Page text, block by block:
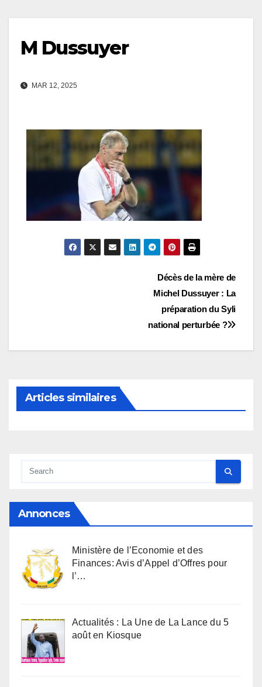
M Dussuyer
MAR 12, 2025
Décès de la mère de
Michel Dussuyer : La
préparation du Syli
national perturbée ?
Articles similaires
Annonces
Ministère de l’Economie et des
Finances: Avis d’Appel d’Offres pour
l’…
Actualités : La Une de La Lance du 5
août en Kiosque